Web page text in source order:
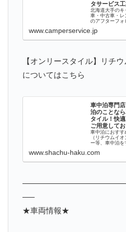
タサービス
北海道大手のキ
車・中古車・レ
のアフターフォ
www.camperservice.jp
【オンリースタイル】リチ
についてはこちら
車中泊専門
泊のことな
タイル！快
ご用意してお
車中泊におすす
（リチウムイ
ー等、車中泊
介し販売致しま
www.shachu-haku.com
—–
★車両情報★